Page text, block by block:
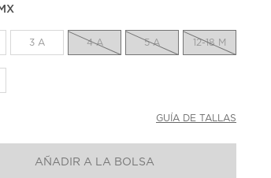
la
misma
MX
3 A 4 A 5 A 12-18 M
GUÍA DE TALLAS
AÑADIR A LA BOLSA